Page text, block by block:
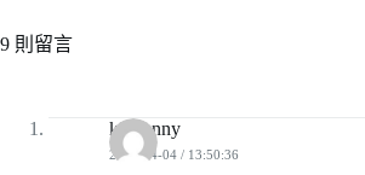
9 則留言
kissjanny
2010-04-04 / 13:50:36